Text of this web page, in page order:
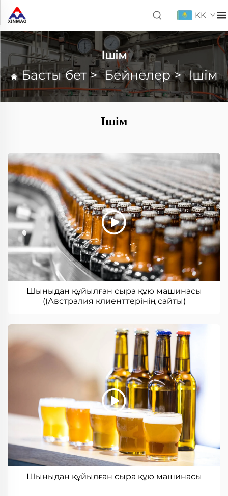
KK
Ішім
Басты бет >Бейнелер>Ішім
Ішім
Шыныдан құйылған сыра құю машинасы
((Австралия клиенттерінің сайты)
Шыныдан құйылған сыра құю машинасы